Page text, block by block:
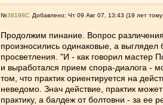
№38198 Добавлено: Чт 09 Авг 07, 13:43 (19 лет
Продолжим пинание. Вопрос различения
произносились одинаковые, а выглядел
просветления. "И - как говорил мастер
и выработался прием спора-диалога -
том, что практик ориентируется на
неведомо. Знач действие, практик
практику, а балдеж от болтовни - за ее